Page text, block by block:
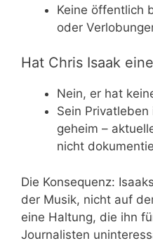
Keine öffentlich
oder
Hat Chris Isaak
Nein, er hat
Sein
geheim –
nicht
Die Konsequenz:
der Musik, nicht auf
eine Haltung, die ihn
Journalisten